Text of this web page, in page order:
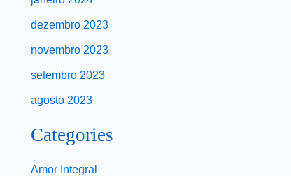
dezembro 2023
novembro 2023
setembro 2023
agosto 2023
Categories
Amor Integral